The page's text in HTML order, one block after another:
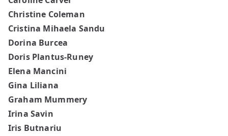
Christine Coleman
Cristina Mihaela Sandu
Dorina Burcea
Doris Plantus-Runey
Elena Mancini
Gina Liliana
Graham Mummery
Irina Savin
Iris Butnariu